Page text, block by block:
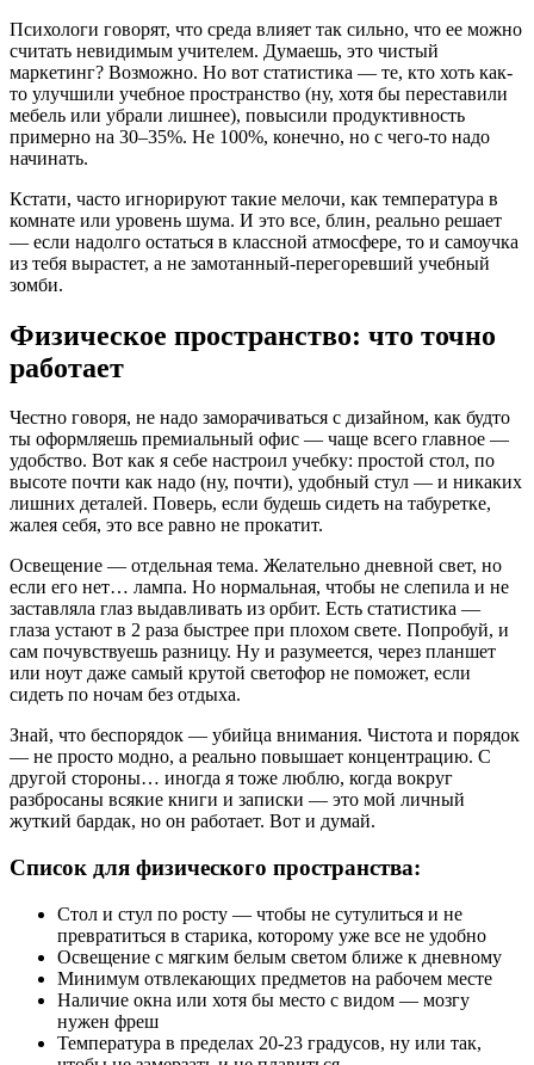
Психологи говорят, что среда влияет так сильно, что ее можно
считать невидимым учителем. Думаешь, это чистый
маркетинг? Возможно. Но вот статистика — те, кто хоть как-
то улучшили учебное пространство (ну, хотя бы переставили
мебель или убрали лишнее), повысили продуктивность
примерно на 30–35%. Не 100%, конечно, но с чего-то надо
начинать.
Кстати, часто игнорируют такие мелочи, как температура в
комнате или уровень шума. И это все, блин, реально решает
— если надолго остаться в классной атмосфере, то и самоучка
из тебя вырастет, а не замотанный-перегоревший учебный
зомби.
Физическое пространство: что точно
работает
Честно говоря, не надо заморачиваться с дизайном, как будто
ты оформляешь премиальный офис — чаще всего главное —
удобство. Вот как я себе настроил учебку: простой стол, по
высоте почти как надо (ну, почти), удобный стул — и никаких
лишних деталей. Поверь, если будешь сидеть на табуретке,
жалея себя, это все равно не прокатит.
Освещение — отдельная тема. Желательно дневной свет, но
если его нет… лампа. Но нормальная, чтобы не слепила и не
заставляла глаз выдавливать из орбит. Есть статистика —
глаза устают в 2 раза быстрее при плохом свете. Попробуй, и
сам почувствуешь разницу. Ну и разумеется, через планшет
или ноут даже самый крутой светофор не поможет, если
сидеть по ночам без отдыха.
Знай, что беспорядок — убийца внимания. Чистота и порядок
— не просто модно, а реально повышает концентрацию. С
другой стороны… иногда я тоже люблю, когда вокруг
разбросаны всякие книги и записки — это мой личный
жуткий бардак, но он работает. Вот и думай.
Список для физического пространства:
Стол и стул по росту — чтобы не сутулиться и не
превратиться в старика, которому уже все не удобно
Освещение с мягким белым светом ближе к дневному
Минимум отвлекающих предметов на рабочем месте
Наличие окна или хотя бы место с видом — мозгу
нужен фреш
Температура в пределах 20-23 градусов, ну или так,